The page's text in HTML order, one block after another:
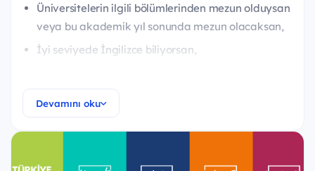
Üniversitelerin ilgili bölümlerinden mezun olduysan
veya bu akademik yıl sonunda mezun olacaksan,
İyi seviyede İngilizce biliyorsan,
kendini bu alanda geliştirmek istiyorsan,
Öğrenmeye ve gelişime açıksan,
Devamını oku